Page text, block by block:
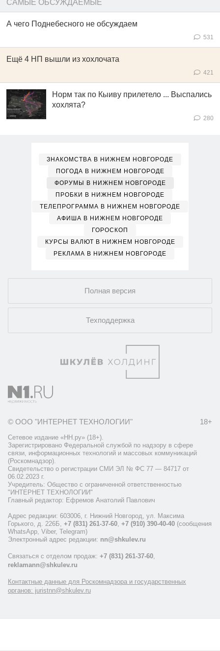
САМЫЕ ОБСУЖДАЕМЫЕ
А чего Поднебесного не обсуждаем
531
Ещё 4 НП вышли из хохлочата
421
Норм так по Кыиву прилетело ... Выспались
хохлята?
280
ЗНАКОМСТВА В НИЖНЕМ НОВГОРОДЕ
ПОГОДА В НИЖНЕМ НОВГОРОДЕ
ФОРУМЫ В НИЖНЕМ НОВГОРОДЕ
ПРОБКИ В НИЖНЕМ НОВГОРОДЕ
ТЕЛЕПРОГРАММА В НИЖНЕМ НОВГОРОДЕ
АФИША В НИЖНЕМ НОВГОРОДЕ
ГОРОСКОП
КУРСЫ ВАЛЮТ В НИЖНЕМ НОВГОРОДЕ
РЕКЛАМА В НИЖНЕМ НОВГОРОДЕ
Полная версия
Техподдержка
© ООО "ИНТЕРНЕТ ТЕХНОЛОГИИ" 18+
Сетевое издание «НН.ру» (18+).
Зарегистрировано Федеральной службой по надзору в сфере
связи, информационных технологий и массовых коммуникаций
(Роскомнадзор).
Свидетельство о регистрации СМИ ЭЛ № ФС 77 — 84717 от
06.02.2023 г.
Учредитель: Общество с ограниченной ответственностью
"ИНТЕРНЕТ ТЕХНОЛОГИИ"
Главный редактор: Ефремов Анатолий Павлович
Адрес редакции: 603006, г. Нижний Новгород, ул. Максима
Горького, д. 226Б, +7 (831) 261-37-60, +7 (910) 390-40-40 (сообщения
WhatsApp, Viber, Telegram)
Электронный адрес редакции: nn@shkulev.ru
Связаться с отделом продаж: +7 (831) 261-37-60,
reklamann@shkulev.ru
Контактные данные для Роскомнадзора и государственных
органов: juristnn@shkulev.ru